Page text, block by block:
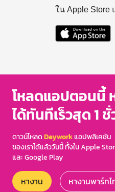
ใน Apple Store
โหลดแอปตอนนี้
ได้ทันทีเร็วสุด 1 ชั่
ดาวน์โหลดDayworkแอปพลิเคชัน
ของเราได้แล้ววันนี้ ทั้งใน Apple
และ Google Play
หางาน หางานพาร์ท